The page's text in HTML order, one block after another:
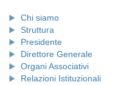
Chi siamo
Struttura
Presidente
Direttore Generale
Organi Associativi
Relazioni Istituzionali